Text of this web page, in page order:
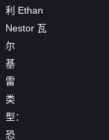
利 Ethan
Nestor 瓦
尔
基
雷
类
型：
恐